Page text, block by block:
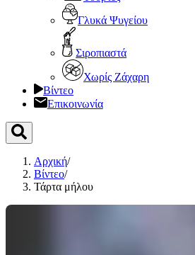
Γλυκά Ψυγείου
Σιροπιαστά
Χωρίς Ζάχαρη
Βίντεο
Επικοινωνία
Αρχική/
Βίντεο/
Τάρτα μήλου